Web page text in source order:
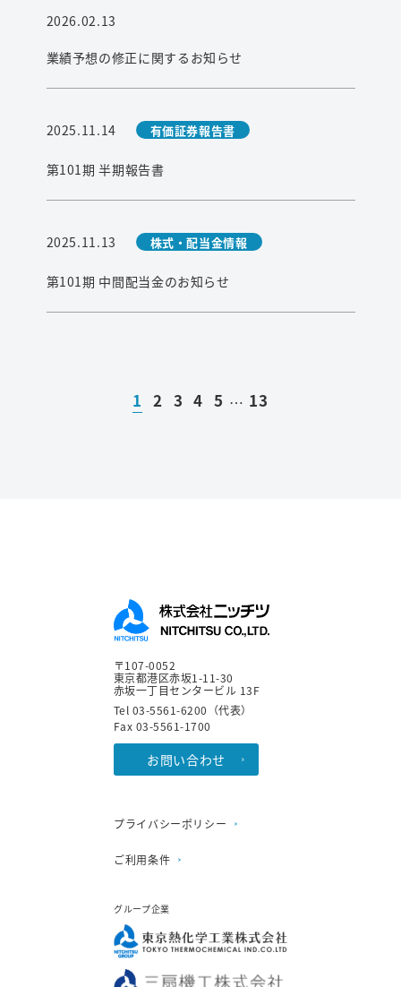
2026.02.13
業績予想の修正に関するお知らせ
2025.11.14 有価証券報告書
第101期 半期報告書
2025.11.13 株式・配当金情報
第101期 中間配当金のお知らせ
1 2 3 4 5 … 13
〒107-0052
東京都港区赤坂1-11-30
赤坂一丁目センタービル 13F
Tel 03-5561-6200（代表）
Fax 03-5561-1700
お問い合わせ
プライバシーポリシー
ご利用条件
グループ企業